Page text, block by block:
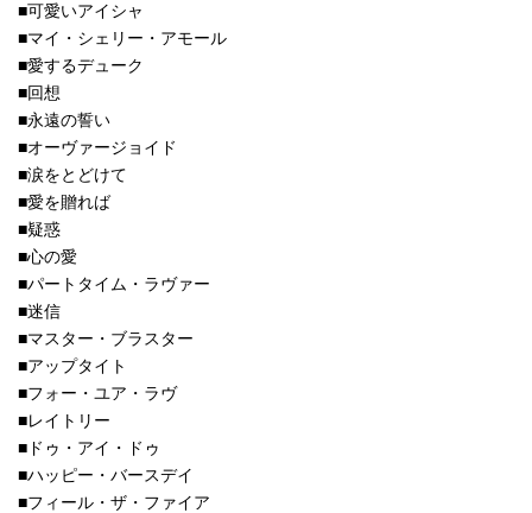
■可愛いアイシャ
■マイ・シェリー・アモール
■愛するデューク
■回想
■永遠の誓い
■オーヴァージョイド
■涙をとどけて
■愛を贈れば
■疑惑
■心の愛
■パートタイム・ラヴァー
■迷信
■マスター・ブラスター
■アップタイト
■フォー・ユア・ラヴ
■レイトリー
■ドゥ・アイ・ドゥ
■ハッピー・バースデイ
■フィール・ザ・ファイア